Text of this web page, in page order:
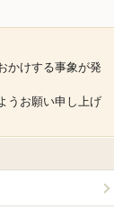
かけする事象が発
うお願い申し上げ